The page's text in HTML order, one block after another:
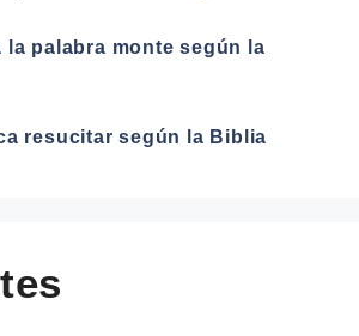
la palabra monte según la
resucitar según la Biblia